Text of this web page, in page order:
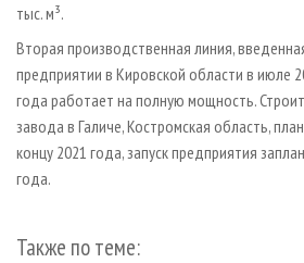
тыс. м³.
Вторая производственная линия,
предприятии в Кировской области в июле
года работает на полную мощность.
завода в Галиче, Костромская область,
концу 2021 года, запуск предприятия
года.
Также по теме: